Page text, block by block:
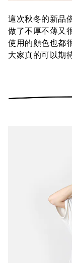
這次秋冬的新品
做了不厚不薄又
使用的顏色也都
大家真的可以期